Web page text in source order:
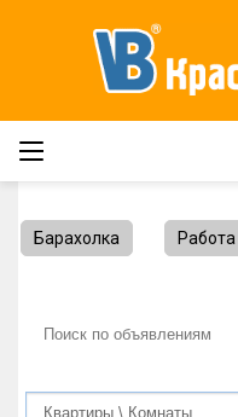
Барахолка Работа